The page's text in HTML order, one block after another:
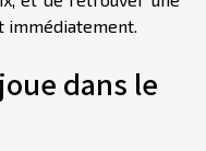
immédiatement.
dans le